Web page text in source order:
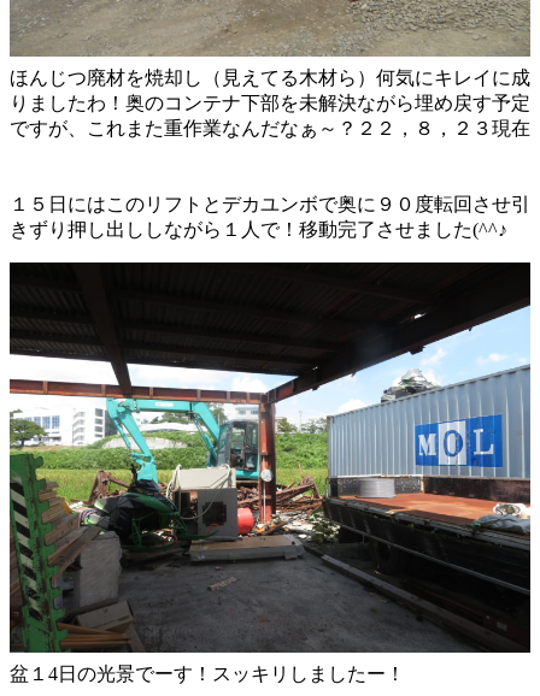
ほんじつ廃材を焼却し（見えてる木材ら）何気にキレイに成
りましたわ！奥のコンテナ下部を未解決ながら埋め戻す予定
ですが、これまた重作業なんだなぁ～？２２，８，２３現在
１５日にはこのリフトとデカユンボで奥に９０度転回させ引
きずり押し出ししながら１人で！移動完了させました(^^♪
盆１4日の光景でーす！スッキリしましたー！